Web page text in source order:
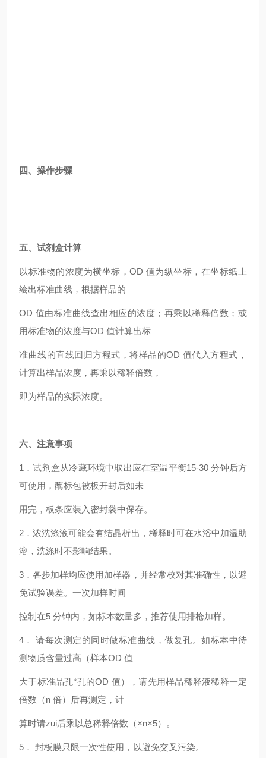
四、操作步骤
五、试剂盒计算
以标准物的浓度为横坐标，OD 值为纵坐标，在坐标纸上
绘出标准曲线，根据样品的
OD 值由标准曲线查出相应的浓度；再乘以稀释倍数；或
用标准物的浓度与OD 值计算出标
准曲线的直线回归方程式，将样品的OD 值代入方程式，
计算出样品浓度，再乘以稀释倍数，
即为样品的实际浓度。
六、注意事项
1 ．试剂盒从冷藏环境中取出应在室温平衡15-30 分钟后方
可使用，酶标包被板开封后如未
用完，板条应装入密封袋中保存。
2 ．浓洗涤液可能会有结晶析出，稀释时可在水浴中加温助
溶，洗涤时不影响结果。
3 ．各步加样均应使用加样器，并经常校对其准确性，以避
免试验误差。一次加样时间
控制在5 分钟内，如标本数量多，推荐使用排枪加样。
4 ． 请每次测定的同时做标准曲线，做复孔。如标本中待
测物质含量过高（样本OD 值
大于标准品孔*孔的OD 值），请先用样品稀释液稀释一定
倍数（n 倍）后再测定，计
算时请zui后乘以总稀释倍数（×n×5）。
5 ． 封板膜只限一次性使用，以避免交叉污染。